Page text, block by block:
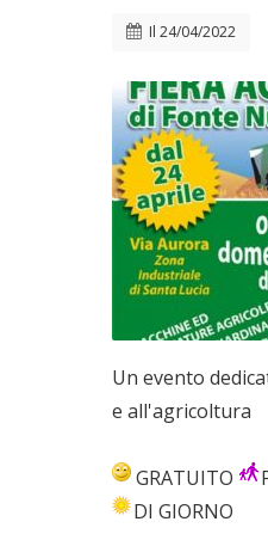
Il 24/04/2022
Un evento
e all'agricoltura
GRATUITO
DI GIORNO